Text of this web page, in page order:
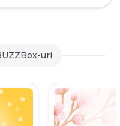
uri